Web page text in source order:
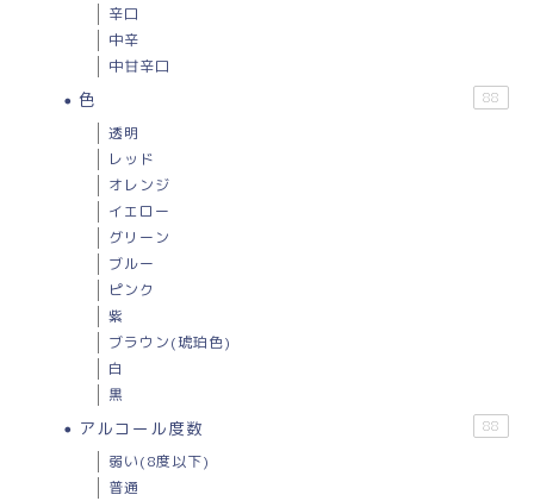
辛口
中辛
中甘辛口
色 88
透明
レッド
オレンジ
イエロー
グリーン
ブルー
ピンク
紫
ブラウン(琥珀色)
白
黒
アルコール度数 88
弱い(8度以下)
普通